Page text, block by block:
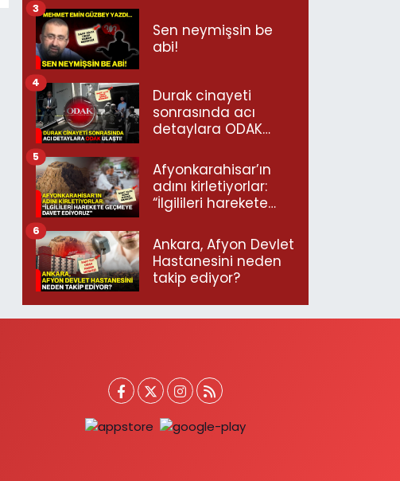
Sen neymişsin be
abi!
3
Durak cinayeti
sonrasında acı
detaylara ODAK
4
Afyonkarahisar’ın
adını kirletiyorlar:
“İlgilileri harekete
ediyoruz”
5
Ankara, Afyon Devlet
Hastanesini neden
takip ediyor?
6